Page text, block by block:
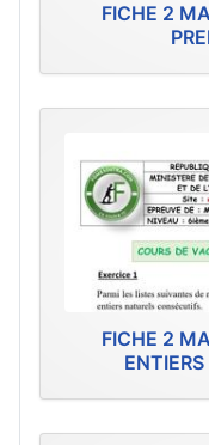
FICHE 2
FICHE 2